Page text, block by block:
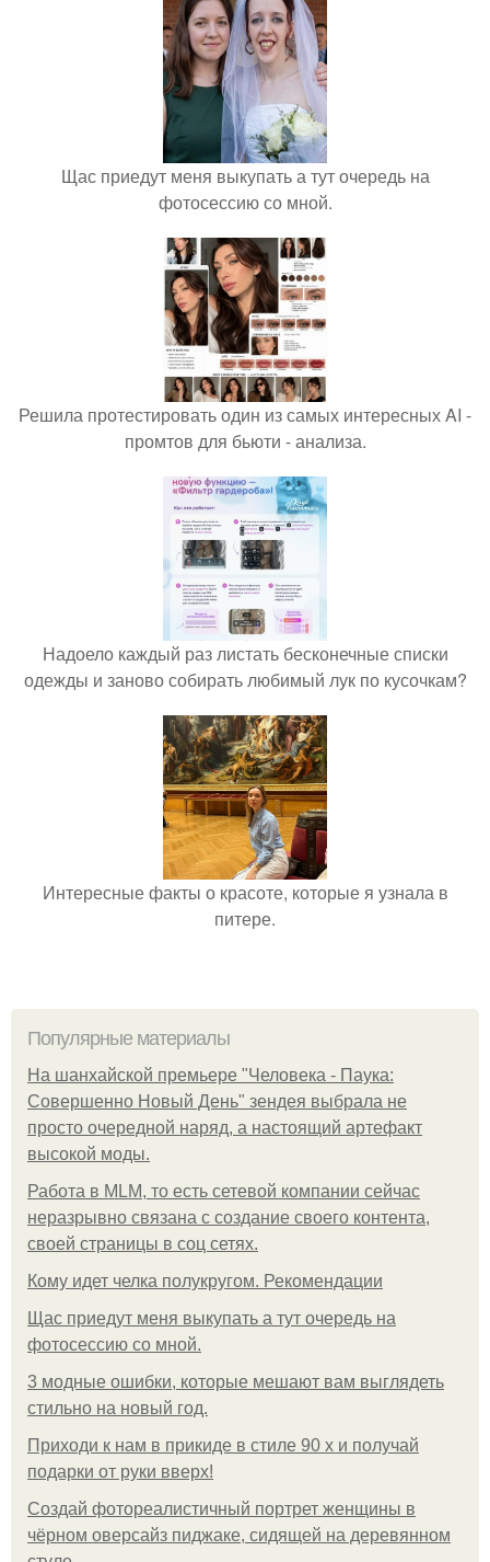
Щас приедут меня выкупать а тут очередь на
фотосессию со мной.
Решила протестировать один из самых интересных AI -
промтов для бьюти - анализа.
Надоело каждый раз листать бесконечные списки
одежды и заново собирать любимый лук по кусочкам?
Интересные факты о красоте, которые я узнала в
питере.
Популярные материалы
На шанхайской премьере "Человека - Паука:
Совершенно Новый День" зендея выбрала не
просто очередной наряд, а настоящий артефакт
высокой моды.
Работа в MLM, то есть сетевой компании сейчас
неразрывно связана с создание своего контента,
своей страницы в соц сетях.
Кому идет челка полукругом. Рекомендации
Щас приедут меня выкупать а тут очередь на
фотосессию со мной.
3 модные ошибки, которые мешают вам выглядеть
стильно на новый год.
Приходи к нам в прикиде в стиле 90 х и получай
подарки от руки вверх!
Создай фотореалистичный портрет женщины в
чёрном оверсайз пиджаке, сидящей на деревянном